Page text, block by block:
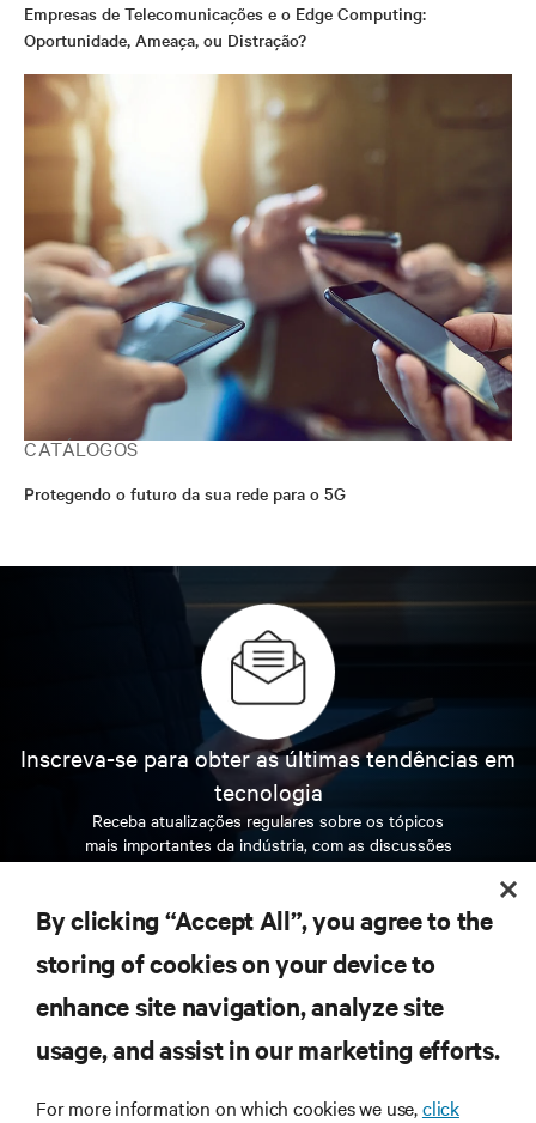
Empresas de Telecomunicações e o Edge Computing:
Oportunidade, Ameaça, ou Distração?
CATÁLOGOS
Protegendo o futuro da sua rede para o 5G
Inscreva-se para obter as últimas tendências em
tecnologia
Receba atualizações regulares sobre os tópicos
mais importantes da indústria, com as discussões
mais recentes e insights de especialistas sobre
RECURSOS
SUPORTE
By clicking “Accept All”, you agree to the
storing of cookies on your device to
enhance site navigation, analyze site
usage, and assist in our marketing efforts.
For more information on which cookies we use,click